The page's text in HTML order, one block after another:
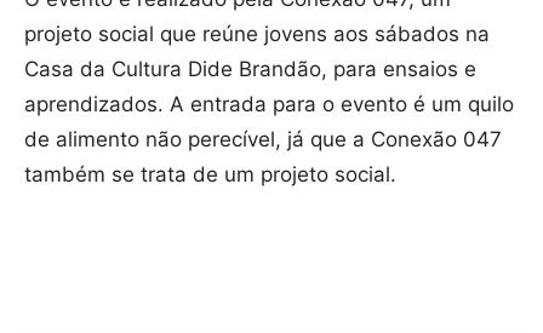
projeto social que reúne jovens aos sábados na
Casa da Cultura Dide Brandão, para ensaios e
aprendizados. A entrada para o evento é um quilo
de alimento não perecível, já que a Conexão 047
também se trata de um projeto social.